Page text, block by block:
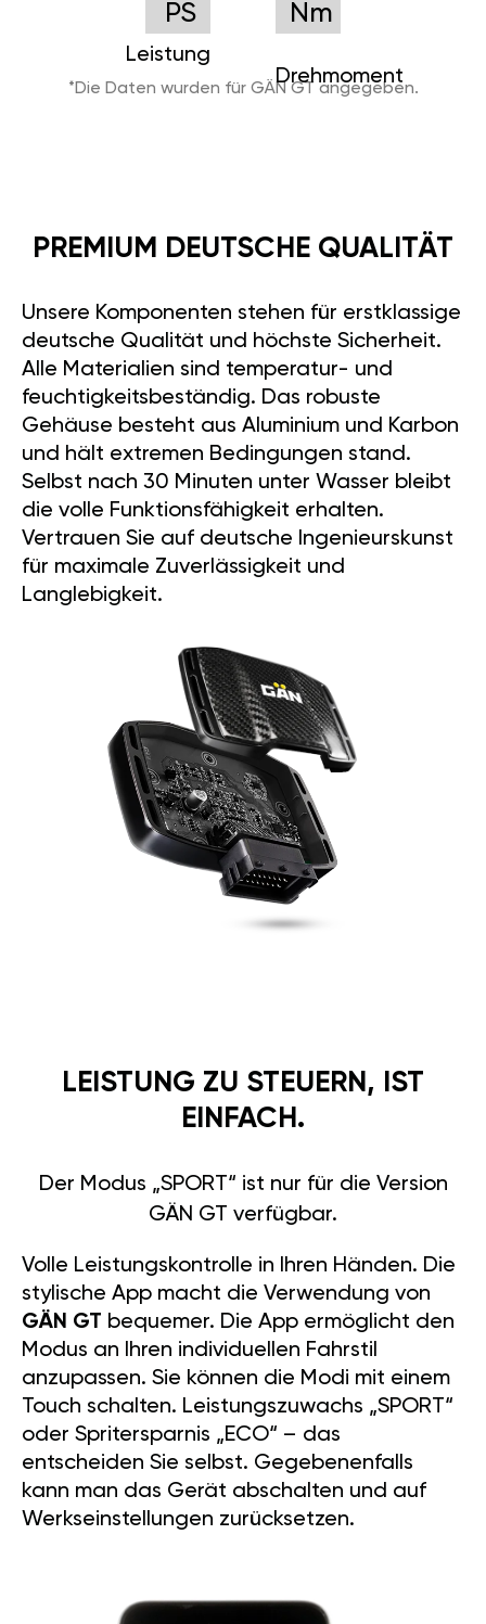
Leistung
*Die Daten wurden für GÄN GT angegeben.
PREMIUM DEUTSCHE QUALITÄT
deutsche Qualität und höchste Sicherheit.
Alle Materialien sind temperatur- und
feuchtigkeitsbeständig. Das robuste
Gehäuse besteht aus Aluminium und Karbon
und hält extremen Bedingungen stand.
Selbst nach 30 Minuten unter Wasser bleibt
die volle Funktionsfähigkeit erhalten.
Vertrauen Sie auf deutsche Ingenieurskunst
für maximale Zuverlässigkeit und
Langlebigkeit.
EINFACH.
GÄN GT verfügbar.
stylische App macht die Verwendung von
GÄN GTbequemer. Die App ermöglicht den
Modus an Ihren individuellen Fahrstil
anzupassen. Sie können die Modi mit einem
Touch schalten. Leistungszuwachs „SPORT“
oder Spritersparnis „ECO“ – das
entscheiden Sie selbst. Gegebenenfalls
kann man das Gerät abschalten und auf
Werkseinstellungen zurücksetzen.